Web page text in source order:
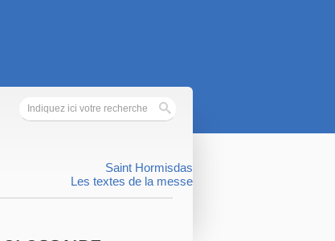
Saint Hormisdas
Les textes de la messe